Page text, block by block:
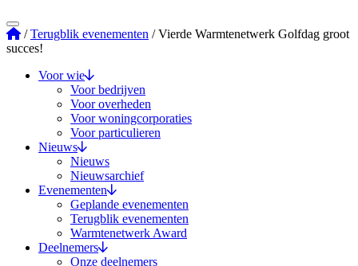
Stichting Warmtenetwerk
/Terugblik evenementen /Vierde Warmtenetwerk Golfdag groot
succes!
Voor wie
Voor bedrijven
Voor overheden
Voor woningcorporaties
Voor particulieren
Nieuws
Nieuws
Nieuwsarchief
Evenementen
Geplande evenementen
Terugblik evenementen
Warmtenetwerk Award
Deelnemers
Onze deelnemers